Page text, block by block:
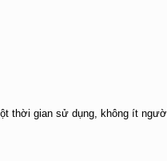
thời gian sử dụng, không ít